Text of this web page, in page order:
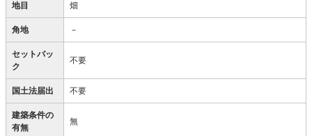
地目 畑
角地 －
セットバッ
ク
不要
国土法届出 不要
建築条件の
有無
無